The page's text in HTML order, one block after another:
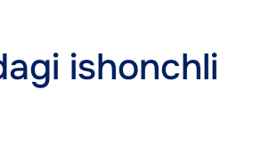
ishonchli